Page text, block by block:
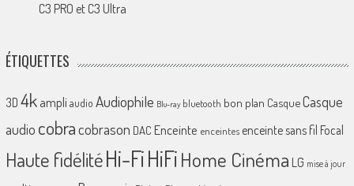
C3 PRO et C3 Ultra
ÉTIQUETTES
3D 4k ampliaudio Audiophile Blu-ray bluetooth bon plan CasqueCasque
audio cobracobrason DAC Enceinte enceintes enceinte sans fil Focal
Haute fidélitéHi-FiHiFiHome Cinéma LG mise à jour